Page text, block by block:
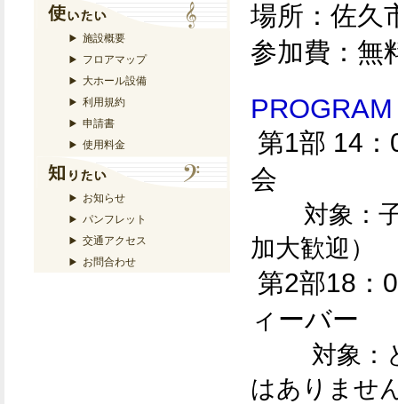
施設概要
フロアマップ
大ホール設備
利用規約
申請書
使用料金
お知らせ
パンフレット
交通アクセス
お問合わせ
場所：佐久
参加費：無
PROGRAM
第1部 14
会
対象：
加大歓迎）
第2部18：
ィーバー
対象：
はありませ